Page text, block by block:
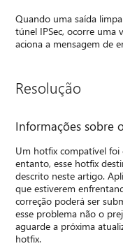
Quando uma saída
túnel IPSec, ocorre uma
aciona a mensagem de
Resolução
Informações sobre
Um hotfix compatível
entanto, esse hotfix
descrito neste artigo.
que estiverem
correção poderá ser
esse problema não o
aguarde a próxima
hotfix.